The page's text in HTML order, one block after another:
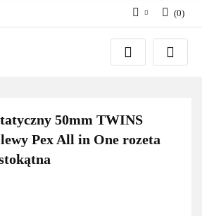
Zaloguj się
Zarejestruj się
(0)
50mm TWINS
Pex All in One rozeta